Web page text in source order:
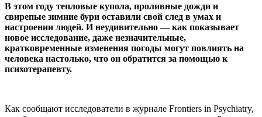
В этом году тепловые купола, проливные дожди и
свирепые зимние бури оставили свой след в умах и
настроении людей. И неудивительно — как показывает
новое исследование, даже незначительные,
кратковременные изменения погоды могут повлиять на
человека настолько, что он обратится за помощью к
психотерапевту.
Как сообщают исследователи в журнале Frontiers in Psychiatry,